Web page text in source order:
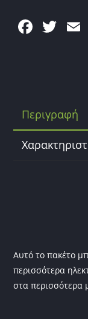
F
o
o
T
Περιγραφή
Αυτό το πακέτο
περισσότερα
στα περισσότερα